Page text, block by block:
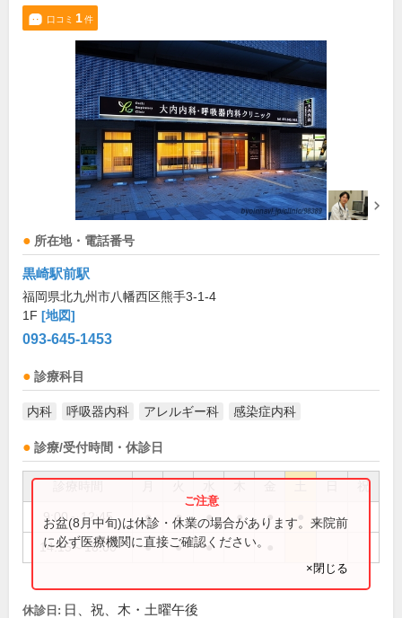
口コミ 1件
所在地・電話番号
黒崎駅前駅
福岡県北九州市八幡西区熊手3-1-4
1F [地図]
093-645-1453
診療科目
内科 呼吸器内科 アレルギー科 感染症内科
診療/受付時間・休診日
祝
9:00～12:45 ● ● ● ● ●
14:15～18:00 ● ● ●
お盆(8月中旬)は休診・休業の場合があります。来院前
に必ず医療機関に直接ご確認ください。
×閉じる
休診日: 日、祝、木・土曜午後